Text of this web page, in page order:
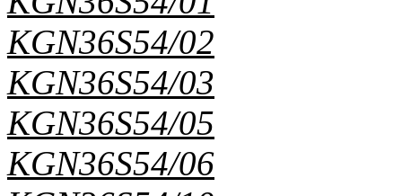
KGN36S54/02
KGN36S54/03
KGN36S54/05
KGN36S54/06